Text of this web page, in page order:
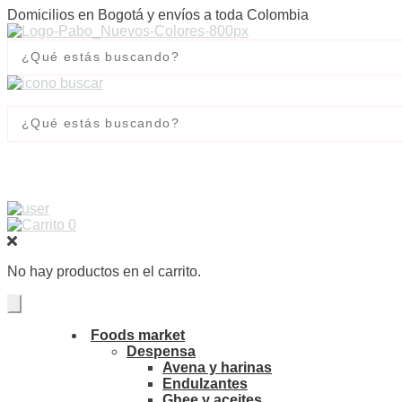
Domicilios en Bogotá y envíos a toda Colombia
0
No hay productos en el carrito.
Foods market
Despensa
Avena y harinas
Endulzantes